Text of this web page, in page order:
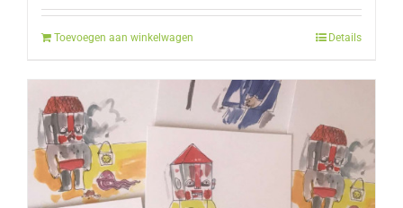
Toevoegen aan winkelwagen Details